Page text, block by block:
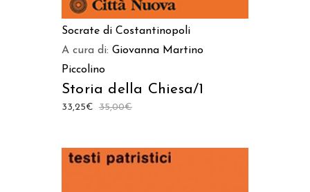
Socrate di Costantinopoli
A cura di: Giovanna Martino
Piccolino
Storia della Chiesa/1
35,00€
33,25€